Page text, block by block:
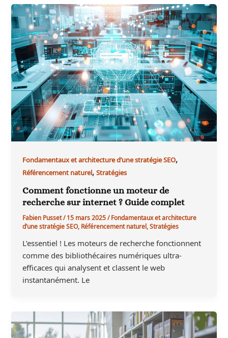
Fondamentaux et architecture d’une stratégie SEO,
Référencement naturel,Stratégies
Comment fonctionne un moteur de
recherche sur internet ? Guide complet
Fabien Pusset/15 mars 2025/Fondamentaux et architecture
d’une stratégie SEO,Référencement naturel,Stratégies
L’essentiel ! Les moteurs de recherche fonctionnent
comme des bibliothécaires numériques ultra-
efficaces qui analysent et classent le web
instantanément. Le